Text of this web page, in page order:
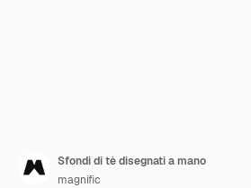
Sfondi di tè disegnati a mano
magnific